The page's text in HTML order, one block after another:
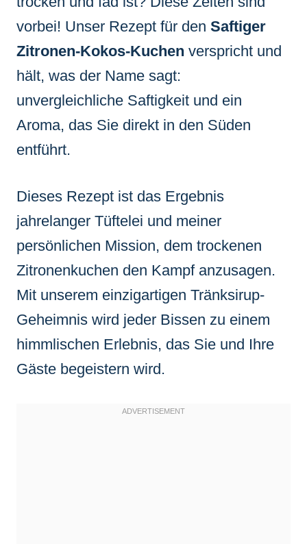
vorbei! Unser Rezept für den Saftiger
Zitronen-Kokos-Kuchen verspricht und
hält, was der Name sagt:
unvergleichliche Saftigkeit und ein
Aroma, das Sie direkt in den Süden
entführt.
Dieses Rezept ist das Ergebnis
jahrelanger Tüftelei und meiner
persönlichen Mission, dem trockenen
Zitronenkuchen den Kampf anzusagen.
Mit unserem einzigartigen Tränksirup-
Geheimnis wird jeder Bissen zu einem
himmlischen Erlebnis, das Sie und Ihre
Gäste begeistern wird.